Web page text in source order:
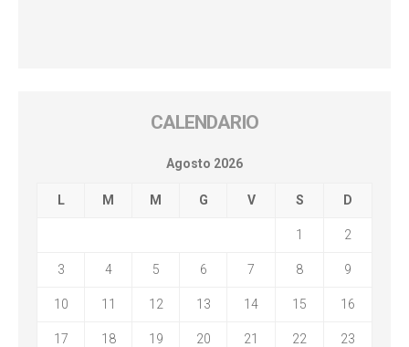
CALENDARIO
Agosto 2026
L M M G V S D
1 2
3 4 5 6 7 8 9
10 11 12 13 14 15 16
17 18 19 20 21 22 23